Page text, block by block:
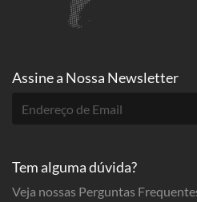
Assine a Nossa Newsletter
Tem alguma dúvida?
Veja nossas Perguntas